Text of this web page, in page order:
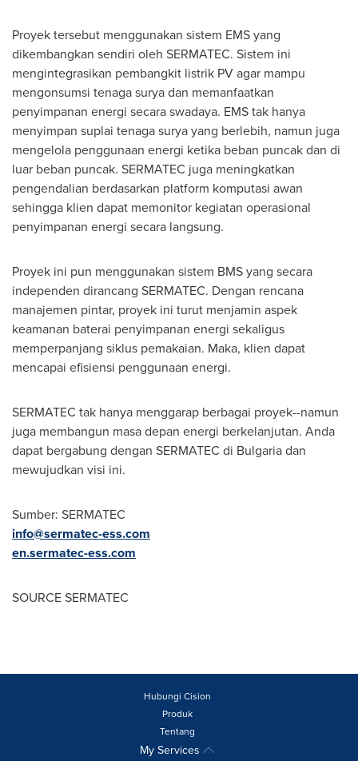
Proyek tersebut menggunakan sistem EMS yang
dikembangkan sendiri oleh SERMATEC. Sistem ini
mengintegrasikan pembangkit listrik PV agar mampu
mengonsumsi tenaga surya dan memanfaatkan
penyimpanan energi secara swadaya. EMS tak hanya
menyimpan suplai tenaga surya yang berlebih, namun juga
mengelola penggunaan energi ketika beban puncak dan di
luar beban puncak. SERMATEC juga meningkatkan
pengendalian berdasarkan platform komputasi awan
sehingga klien dapat memonitor kegiatan operasional
penyimpanan energi secara langsung.
Proyek ini pun menggunakan sistem BMS yang secara
independen dirancang SERMATEC. Dengan rencana
manajemen pintar, proyek ini turut menjamin aspek
keamanan baterai penyimpanan energi sekaligus
memperpanjang siklus pemakaian. Maka, klien dapat
mencapai efisiensi penggunaan energi.
SERMATEC tak hanya menggarap berbagai proyek--namun
juga membangun masa depan energi berkelanjutan. Anda
dapat bergabung dengan SERMATEC di Bulgariadan
mewujudkan visi ini.
Sumber: SERMATEC
info@sermatec-ess.com
en.sermatec-ess.com
SOURCE SERMATEC
Hubungi Cision
Produk
Tentang
My Services